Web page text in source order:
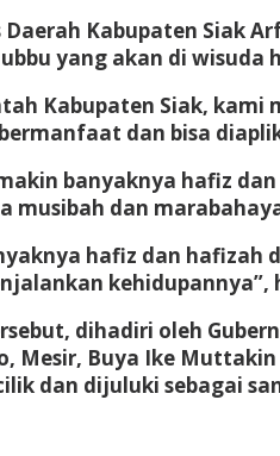
Kabupaten Siak
yang akan di wisuda
Kabupaten Siak,
dan bisa
banyaknya hafiz
musibah dan
hafiz dan
kehidupannya”,
dihadiri oleh
Mesir, Buya Ike
dan dijuluki sebagai